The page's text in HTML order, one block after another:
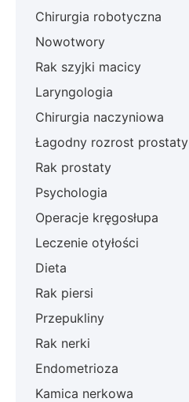
Chirurgia robotyczna
Nowotwory
Rak szyjki macicy
Laryngologia
Chirurgia naczyniowa
Łagodny rozrost prostaty
Rak prostaty
Psychologia
Operacje kręgosłupa
Leczenie otyłości
Dieta
Rak piersi
Przepukliny
Rak nerki
Endometrioza
Kamica nerkowa